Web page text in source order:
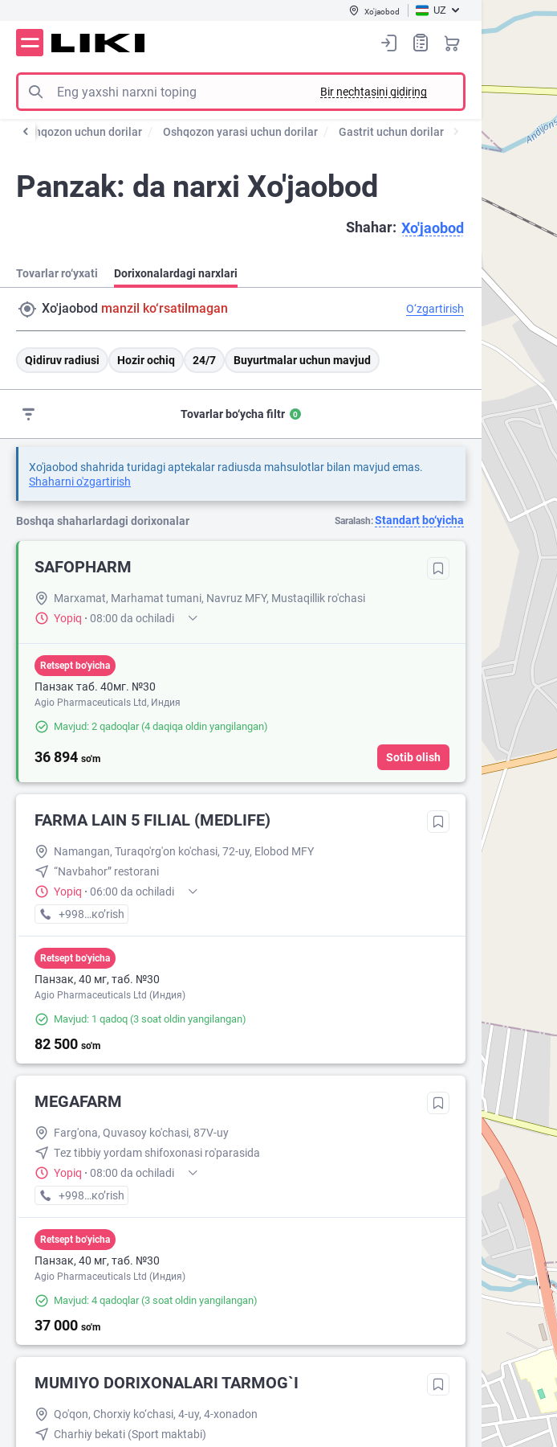
Xo'jaobod UZ
Bir nechtasini qidiring
Oshqozon uchun dorilar Oshqozon yarasi uchun dorilar Gastrit uchun dorilar
Panzak: da narxi Xo'jaobod
Shahar: Xo'jaobod
Tovarlar ro‘yxati Dorixonalardagi narxlari
Xo'jaobod manzil ko‘rsatilmagan O‘zgartirish
Qidiruv radiusi Hozir ochiq 24/7 Buyurtmalar uchun mavjud
Tovarlar bo‘ycha filtr 0
Xo'jaobod shahrida turidagi aptekalar radiusda mahsulotlar bilan mavjud emas.
Shaharni o'zgartirish
Boshqa shaharlardagi dorixonalar Saralash:Standart bo‘yicha
SAFOPHARM
Marxamat, Marhamat tumani, Navruz MFY, Mustaqillik ro'chasi
Yopiq · 08:00 da ochiladi
Retsept bo'yicha
Панзак таб. 40мг. №30
Agio Pharmaceuticals Ltd, Индия
Mavjud: 2 qadoqlar(4 daqiqa oldin yangilangan)
36 894 so'm Sotib olish
FARMA LAIN 5 FILIAL (MEDLIFE)
Namangan, Turaqo'rg'on ko'chasi, 72-uy, Elobod MFY
“Navbahor” restorani
Yopiq · 06:00 da ochiladi
+998 (55) XXX-XX-XX
кo’rish
Retsept bo'yicha
Панзак, 40 мг, таб. №30
Agio Pharmaceuticals Ltd (Индия)
Mavjud: 1 qadoq (3 soat oldin yangilangan)
82 500 so'm
MEGAFARM
Farg'ona, Quvasoy ko'chasi, 87V-uy
Тez tibbiy yordam shifoxonasi ro'parasida
Yopiq · 08:00 da ochiladi
+998 (97) XXX-XX-XX
кo’rish
Retsept bo'yicha
Панзак, 40 мг, таб. №30
Agio Pharmaceuticals Ltd (Индия)
Mavjud: 4 qadoqlar(3 soat oldin yangilangan)
37 000 so'm
MUMIYO DORIXONALARI TARMOG`I
Qo'qon, Chorxiy ko‘chasi, 4-uy, 4-xonadon
Charhiy bekati (Sport maktabi)